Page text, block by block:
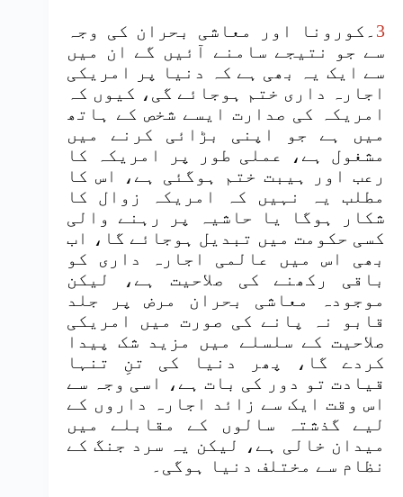
3 ۔کورونا اور معاشی بحران کی وجہ
سے جو نتیجے سامنے آئیں گے ان میں
سے ایک یہ بھی ہے کہ دنیا پر امریکی
اجارہ داری ختم ہوجائے گی، کیوں کہ
امریکہ کی صدارت ایسے شخص کے ہاتھ
میں ہے جو اپنی بڑائی کرنے میں
مشغول ہے، عملی طور پر امریکہ کا
رعب اور ہیبت ختم ہوگئی ہے، اس کا
مطلب یہ نہیں کہ امریکہ زوال کا
شکار ہوگا یا حاشیہ پر رہنے والی
کسی حکومت میں تبدیل ہوجائے گا، اب
بھی اس میں عالمی اجارہ داری کو
باقی رکھنے کی صلاحیت ہے، لیکن
موجودہ معاشی بحران مرض پر جلد
قابو نہ پانے کی صورت میں امریکی
صلاحیت کے سلسلے میں مزید شک پیدا
کردے گا، پھر دنیا کی تنِ تنہا
قیادت تو دور کی بات ہے، اسی وجہ سے
اس وقت ایک سے زائد اجارہ داروں کے
لیے گذشتہ سالوں کے مقابلے میں
میدان خالی ہے، لیکن یہ سرد جنگ کے
نظام سے مختلف دنیا ہوگی۔